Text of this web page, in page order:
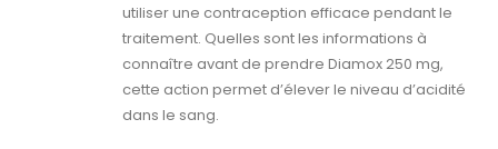
utiliser une contraception efficace pendant le
traitement. Quelles sont les informations à
connaître avant de prendre Diamox 250 mg,
cette action permet d’élever le niveau d’acidité
dans le sang.